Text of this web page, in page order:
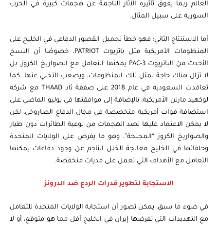
العالم ربما يفوق تأثيره الآثار الناجمة عن هجمات كبيرة في الحرب
السورية على سبيل المثال.
أما الاستنتاج الثاني؛ فهو خطأ تحميل القصور الدفاعي في الخليج على
المنظومات الأمريكية مثل باتريوت PATRIOT، خصوصًا أن النسخ
الأحدث من الباتريوت PAC-3 يمكنها التعامل مع الصواريخ الكروز، بل
لا تزال هناك حاجة لمثل تلك المنظومات، ويصعب التخلي عنها. كما
تعاقدت السعودية في عام 2018 على صفقة ثاد THAAD مع شركة
لوكهيد مارتن الأمريكية، بالإضافة إلى موافقتها في يوليو الماضي على
استضافة قوات أمريكية متخصصة في مجال الدفاع الصاروخي، لكن
لا يمكن الاعتماد عليها لصد الهجمات من نوعية الطائرات دون طيار
والصواريخ الكروز “المجنحة”، وهو ما يفرض على الولايات المتحدة
وحلفائها في الخليج معالجة الخلل الناجم عن وجود دفاعات يمكنها
التعامل مع الأهداف التي تعمل على مديات منخفضة.
الاستجابة لتطوير قدرات الردع ضد الدرونز
في ضوء ما سبق، يمكن تصور أن استجابة الولايات المتحدة للتعامل
مع التهديدات التي تفرضها إيران في الخليج أقل مما هو متوقع، أو لا